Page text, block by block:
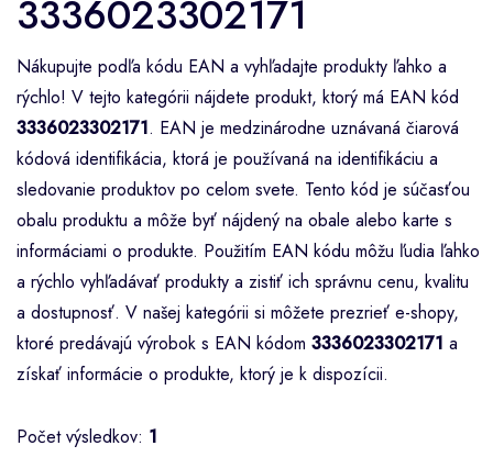
3336023302171
Nákupujte podľa kódu EAN a vyhľadajte produkty ľahko a
rýchlo! V tejto kategórii nájdete produkt, ktorý má EAN kód
3336023302171. EAN je medzinárodne uznávaná čiarová
kódová identifikácia, ktorá je používaná na identifikáciu a
sledovanie produktov po celom svete. Tento kód je súčasťou
obalu produktu a môže byť nájdený na obale alebo karte s
informáciami o produkte. Použitím EAN kódu môžu ľudia ľahko
a rýchlo vyhľadávať produkty a zistiť ich správnu cenu, kvalitu
a dostupnosť. V našej kategórii si môžete prezrieť e-shopy,
ktoré predávajú výrobok s EAN kódom 3336023302171 a
získať informácie o produkte, ktorý je k dispozícii.
Počet výsledkov: 1